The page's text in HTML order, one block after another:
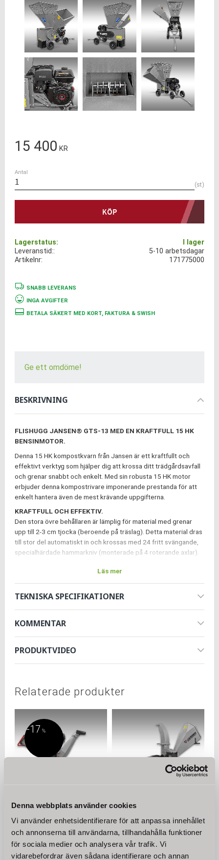
Denna webbplats använder cookies
Vi använder enhetsidentifierare för att anpassa innehållet
och annonserna till användarna, tillhandahålla funktioner
för sociala medier och analysera vår trafik. Vi
vidarebefordrar även sådana identifierare och annan
15 400 KR
Antal
st
KÖP
Lagerstatus I lager
Artikelnr 171775000
Leveranstid: 5-10 arbetsdagar
SNABB LEVERANS
INGA AVGIFTER
BETALA SÄKERT MED KORT, FAKTURA & SWISH
Ge ett omdöme!
BESKRIVNING
FLISHUGG JANSEN® GTS-13 MED EN KRAFTFULL 15 HK
BENSINMOTOR.
Denna 15 HK kompostkvarn från Jansen är ett kraftfullt och
effektivt verktyg som hjälper dig att krossa ditt trädgårdsavfall
och grenar snabbt och enkelt. Med sin robusta 15 HK motor
erbjuder denna kompostrivare imponerande prestanda för att
enkelt hantera även de mest krävande uppgifterna.
KRAFTFULL OCH EFFEKTIV.
Den stora övre behållaren är lämplig för material med grenar
upp till 2-3 cm tjocka (beroende på träslag). Detta material dras
till stor del automatiskt in och krossas med 24 fritt svängande,
specialhärdade hammarkniv (monterade på 4 roterande axlar).
gör den särskilt användbar för smådjursägare. Löv bearbetas
också effektivt, vilket möjliggör optimal kompostering.
Sidobehållaren är lämplig för större grenar upp till 9 cm tjocka.
PRAKTISK OCH VÄLGENOMTÄNKT
- 2 trattar för olika strimlade material
- Även lämplig för strimling av halm och löv
Missa inte chansen att uppgradera din trädgård med denna
kraftfulla och mångsidiga flistugg.
Läs mer
TEKNISKA SPECIFIKATIONER
KOMMENTAR
PRODUKTVIDEO
Relaterade produkter
Jansen® GTS-3000, 15HK
Jansen® GTS-3000 är den
senaste modellen i vårt
kraftfulla flistuggsortimentet
– en kombination av
17 %
kompostkvarn Jansen®
GTS-1000pro, 15 hk
Missa inte möjligheten att
denna kraftfulla och